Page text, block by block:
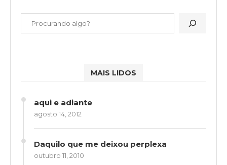
MAIS LIDOS
aqui e adiante
agosto 14, 2012
Daquilo que me deixou perplexa
outubro 11, 2010